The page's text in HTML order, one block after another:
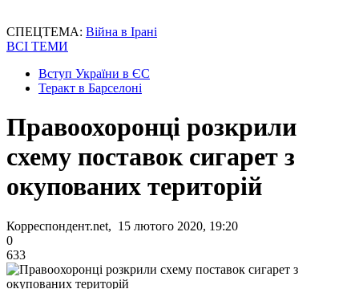
СПЕЦТЕМА: Війна в Ірані
ВСІ ТЕМИ
Вступ України в ЄС
Теракт в Барселоні
Правоохоронці розкрили
схему поставок сигарет з
окупованих територій
Корреспондент.net, 15 лютого 2020, 19:20
0
633